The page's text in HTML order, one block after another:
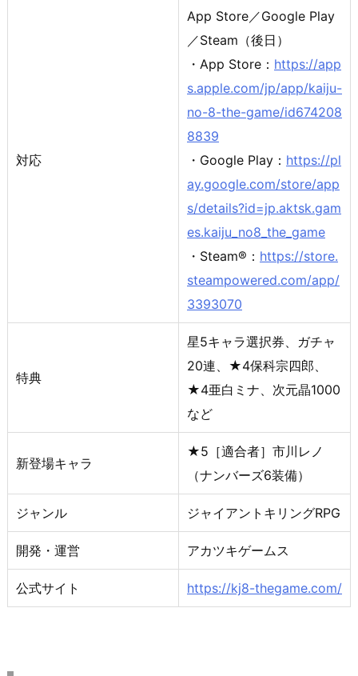
対応
App Store／Google Play
／Steam（後日）
・App Store： https://app
s.apple.com/jp/app/kaiju-
no-8-the-game/id674208
8839
・Google Play： https://pl
ay.google.com/store/app
s/details?id=jp.aktsk.gam
es.kaiju_no8_the_game
・Steam®： https://store.
steampowered.com/app/
3393070
特典
星5キャラ選択券、ガチャ
20連、★4保科宗四郎、
★4亜白ミナ、次元晶1000
など
新登場キャラ
★5［適合者］市川レノ
（ナンバーズ6装備）
ジャンル ジャイアントキリングRPG
開発・運営 アカツキゲームス
公式サイト https://kj8-thegame.com/